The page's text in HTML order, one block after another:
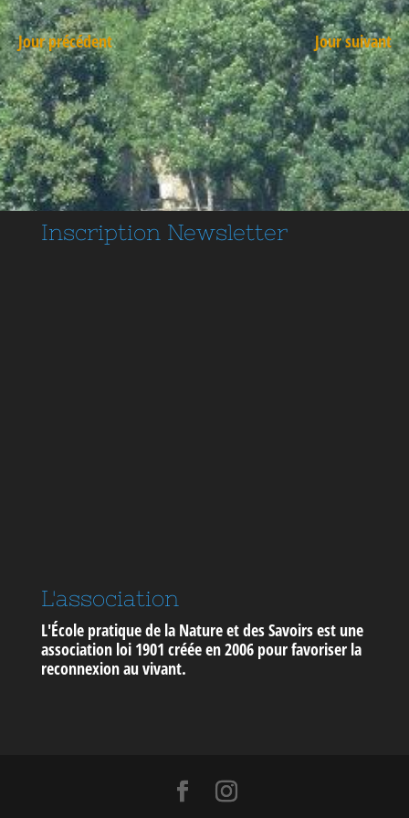
Jour précédent Jour suivant
Inscription Newsletter
L'association
L'École pratique de la Nature et des Savoirs est une
association loi 1901 créée en 2006 pourfavoriser la
reconnexion au vivant.